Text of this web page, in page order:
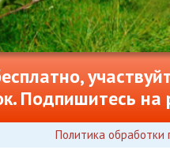
Подпишитесь на
Политика